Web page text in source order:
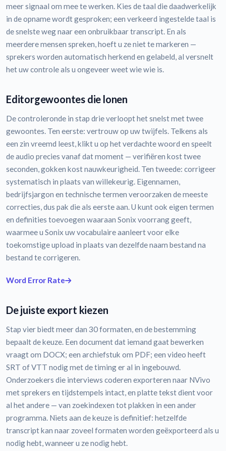
meer signaal om mee te werken. Kies de taal die daadwerkelijk
in de opname wordt gesproken; een verkeerd ingestelde taal is
de snelste weg naar een onbruikbaar transcript. En als
meerdere mensen spreken, hoeft u ze niet te markeren —
sprekers worden automatisch herkend en gelabeld, al versnelt
het uw controle als u ongeveer weet wie wie is.
Editorgewoontes die lonen
De controleronde in stap drie verloopt het snelst met twee
gewoontes. Ten eerste: vertrouw op uw twijfels. Telkens als
een zin vreemd leest, klikt u op het verdachte woord en speelt
de audio precies vanaf dat moment — verifiëren kost twee
seconden, gokken kost nauwkeurigheid. Ten tweede: corrigeer
systematisch in plaats van willekeurig. Eigennamen,
bedrijfsjargon en technische termen veroorzaken de meeste
correcties, dus pak die als eerste aan. U kunt ook eigen termen
en definities toevoegen waaraan Sonix voorrang geeft,
waarmee u Sonix uw vocabulaire aanleert voor elke
toekomstige upload in plaats van dezelfde naam bestand na
bestand te corrigeren.
Word Error Rate
De juiste export kiezen
Stap vier biedt meer dan 30 formaten, en de bestemming
bepaalt de keuze. Een document dat iemand gaat bewerken
vraagt om DOCX; een archiefstuk om PDF; een video heeft
SRT of VTT nodig met de timing er al in ingebouwd.
Onderzoekers die interviews coderen exporteren naar NVivo
met sprekers en tijdstempels intact, en platte tekst dient voor
al het andere — van zoekindexen tot plakken in een ander
programma. Niets aan de keuze is definitief: hetzelfde
transcript kan naar zoveel formaten worden geëxporteerd als u
nodig hebt, wanneer u ze nodig hebt.